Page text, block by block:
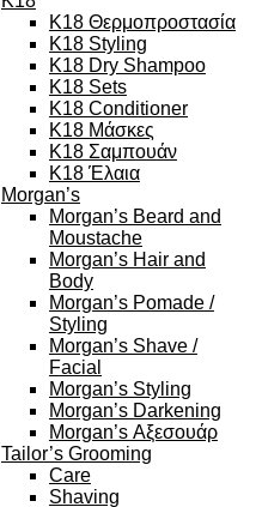
K18 Θερμοπροστασία
K18 Styling
K18 Dry Shampoo
K18 Sets
K18 Conditioner
K18 Μάσκες
K18 Σαμπουάν
K18 Έλαια
Morgan’s
Morgan’s Beard and
Moustache
Morgan’s Hair and
Body
Morgan’s Pomade /
Styling
Morgan’s Shave /
Facial
Morgan’s Styling
Morgan’s Darkening
Morgan’s Αξεσουάρ
Tailor’s Grooming
Care
Shaving